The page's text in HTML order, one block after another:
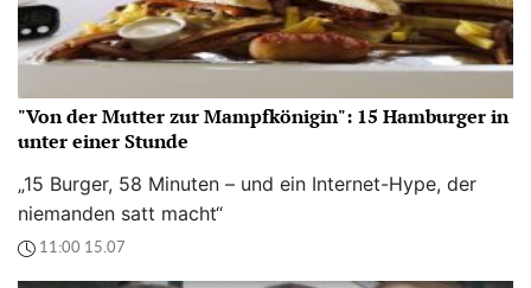
"Von der Mutter zur Mampfkönigin": 15 Hamburger in
unter einer Stunde
„15 Burger, 58 Minuten – und ein Internet-Hype, der
niemanden satt macht“
11:00 15.07